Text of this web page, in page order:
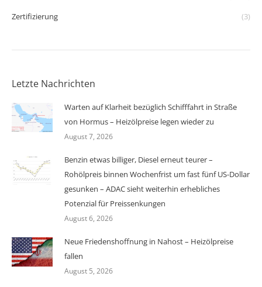
Zertifizierung
(3)
Letzte Nachrichten
Warten auf Klarheit bezüglich Schifffahrt in Straße
von Hormus – Heizölpreise legen wieder zu
August 7, 2026
Benzin etwas billiger, Diesel erneut teurer –
Rohölpreis binnen Wochenfrist um fast fünf US-Dollar
gesunken – ADAC sieht weiterhin erhebliches
Potenzial für Preissenkungen
August 6, 2026
Neue Friedenshoffnung in Nahost – Heizölpreise
fallen
August 5, 2026